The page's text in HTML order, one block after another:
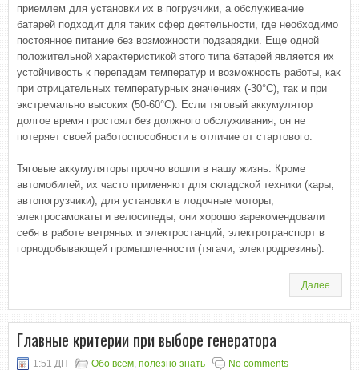
приемлем для установки их в погрузчики, а обслуживание
батарей подходит для таких сфер деятельности, где необходимо
постоянное питание без возможности подзарядки. Еще одной
положительной характеристикой этого типа батарей является их
устойчивость к перепадам температур и возможность работы, как
при отрицательных температурных значениях (-30°С), так и при
экстремально высоких (50-60°С). Если тяговый аккумулятор
долгое время простоял без должного обслуживания, он не
потеряет своей работоспособности в отличие от стартового.
Тяговые аккумуляторы прочно вошли в нашу жизнь. Кроме
автомобилей, их часто применяют для складской техники (кары,
автопогрузчики), для установки в лодочные моторы,
электросамокаты и велосипеды, они хорошо зарекомендовали
себя в работе ветряных и электростанций, электротранспорт в
горнодобывающей промышленности (тягачи, электродрезины).
Далее
Главные критерии при выборе генератора
1:51 ДП Обо всем, полезно знать No comments